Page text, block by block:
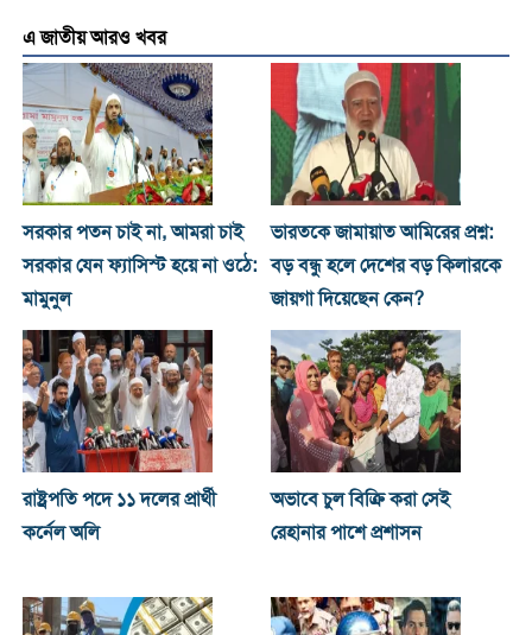
এ জাতীয় আরও খবর
সরকার পতন চাই না, আমরা চাই
সরকার যেন ফ্যাসিস্ট হয়ে না ওঠে:
মামুনুল
ভারতকে জামায়াত আমিরের প্রশ্ন:
বড় বন্ধু হলে দেশের বড় কিলারকে
জায়গা দিয়েছেন কেন?
রাষ্ট্রপতি পদে ১১ দলের প্রার্থী
কর্নেল অলি
অভাবে চুল বিক্রি করা সেই
রেহানার পাশে প্রশাসন